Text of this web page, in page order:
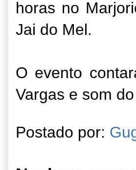
horas no
Jai do Mel.
O evento
Vargas e som
Postado por: